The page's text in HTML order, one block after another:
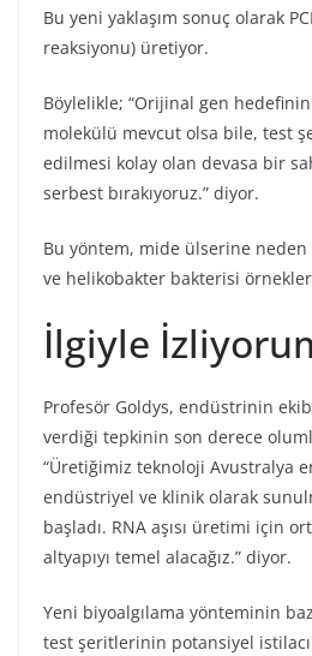
Bu yeni yaklaşım sonuç olarak
reaksiyonu) üretiyor.
Böylelikle; “Orijinal gen
molekülü mevcut olsa bile, test
edilmesi kolay olan devasa bir
serbest bırakıyoruz.” diyor.
Bu yöntem, mide ülserine neden
ve helikobakter bakterisi
İlgiyle
Profesör Goldys, endüstrinin
verdiği tepkinin son derece
“Üretiğimiz teknoloji Avustralya
endüstriyel ve klinik olarak
başladı. RNA aşısı üretimi için
altyapıyı temel alacağız.” diyor.
Yeni biyoalgılama yönteminin
test şeritlerinin potansiyel